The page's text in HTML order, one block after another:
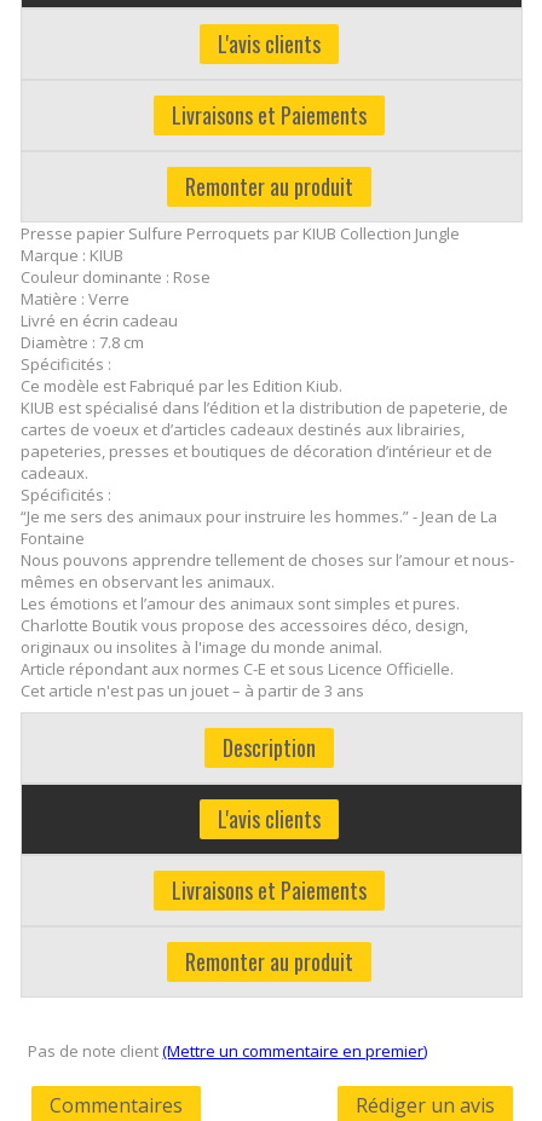
L'avis clients
Livraisons et Paiements
Remonter au produit
Presse papier Sulfure Perroquets par KIUB Collection Jungle
Marque : KIUB
Couleur dominante : Rose
Matière : Verre
Livré en écrin cadeau
Diamètre : 7.8 cm
Spécificités :
Ce modèle est Fabriqué par les Edition Kiub.
KIUB est spécialisé dans l’édition et la distribution de papeterie, de
cartes de voeux et d’articles cadeaux destinés aux librairies,
papeteries, presses et boutiques de décoration d’intérieur et de
cadeaux.
Spécificités :
“Je me sers des animaux pour instruire les hommes.” - Jean de La
Fontaine
Nous pouvons apprendre tellement de choses sur l’amour et nous-
mêmes en observant les animaux.
Les émotions et l’amour des animaux sont simples et pures.
Charlotte Boutik vous propose des accessoires déco, design,
originaux ou insolites à l'image du monde animal.
Article répondant aux normes C-E et sous Licence Officielle.
Cet article n'est pas un jouet – à partir de 3 ans
Description
L'avis clients
Livraisons et Paiements
Remonter au produit
Pas de note client(Mettre un commentaire en premier)
Commentaires Rédiger un avis